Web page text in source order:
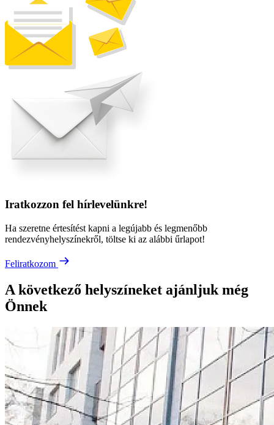
Iratkozzon fel hírlevelünkre!
Ha szeretne értesítést kapni a legújabb és legmenőbb
rendezvényhelyszínekről, töltse ki az alábbi űrlapot!
Feliratkozom
A következő helyszíneket ajánljuk még
Önnek